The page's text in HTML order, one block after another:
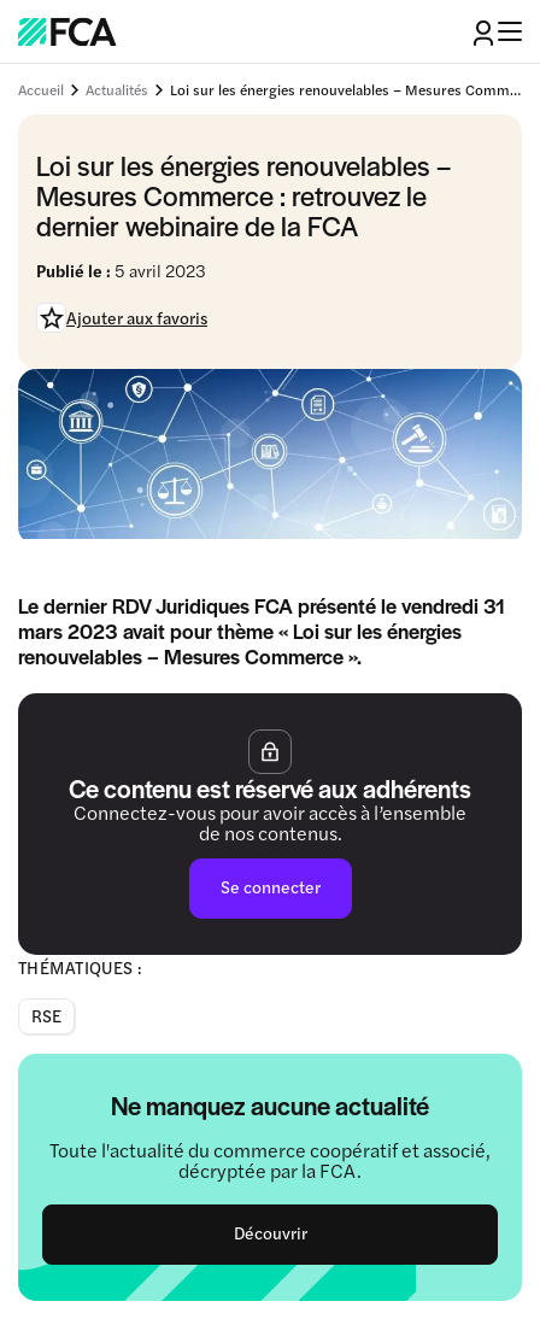
Accueil Actualités Loi sur les énergies renouvelables – Mesures Commerce : retrouvez le dernier webinaire de la FCA
Loi sur les énergies renouvelables –
Mesures Commerce : retrouvez le
dernier webinaire de la FCA
Publié le : 5 avril 2023
Ajouter aux favoris
THÉMATIQUES :
RSE
Ne manquez aucune actualité
Toute l'actualité du commerce coopératif et associé,
décryptée par la FCA.
Découvrir
Le dernier RDV Juridiques FCA présenté le vendredi 31
mars 2023 avait pour thème « Loi sur les énergies
renouvelables – Mesures Commerce ».
Ce contenu est réservé aux adhérents
Connectez-vous pour avoir accès à l’ensemble
de nos contenus.
Se connecter